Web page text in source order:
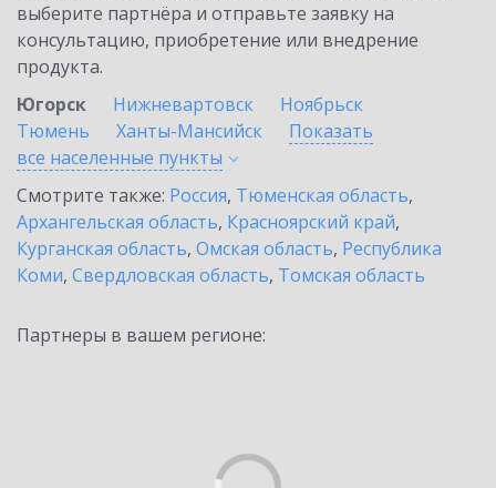
выберите партнёра и отправьте заявку на
консультацию, приобретение или внедрение
продукта.
Югорск
Нижневартовск
Ноябрьск
Тюмень
Ханты-Мансийск
Показать
все населенные пункты
Смотрите также: Россия, Тюменская область,
Архангельская область, Красноярский край,
Курганская область, Омская область, Республика
Коми, Свердловская область, Томская область
Партнеры в вашем регионе: